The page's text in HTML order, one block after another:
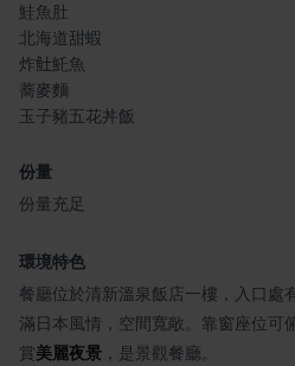
鮭魚肚
北海道甜蝦
炸𩵚魠魚
蕎麥麵
玉子豬五花丼飯
份量
份量充足
環境特色
餐廳位於清新溫泉飯店一樓，入口處
滿日本風情，空間寬敞。靠窗座位可
賞美麗夜景 ，是景觀餐廳。